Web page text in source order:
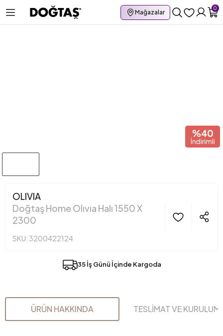
Mağazalar
0
OLIVIA
Doğtaş Home Olıvıa Halı 1550 X
2300
SKU: 3200422124
35 İş Günü İçinde Kargoda
ÜRÜN HAKKINDA TESLİMAT VE KURULUM